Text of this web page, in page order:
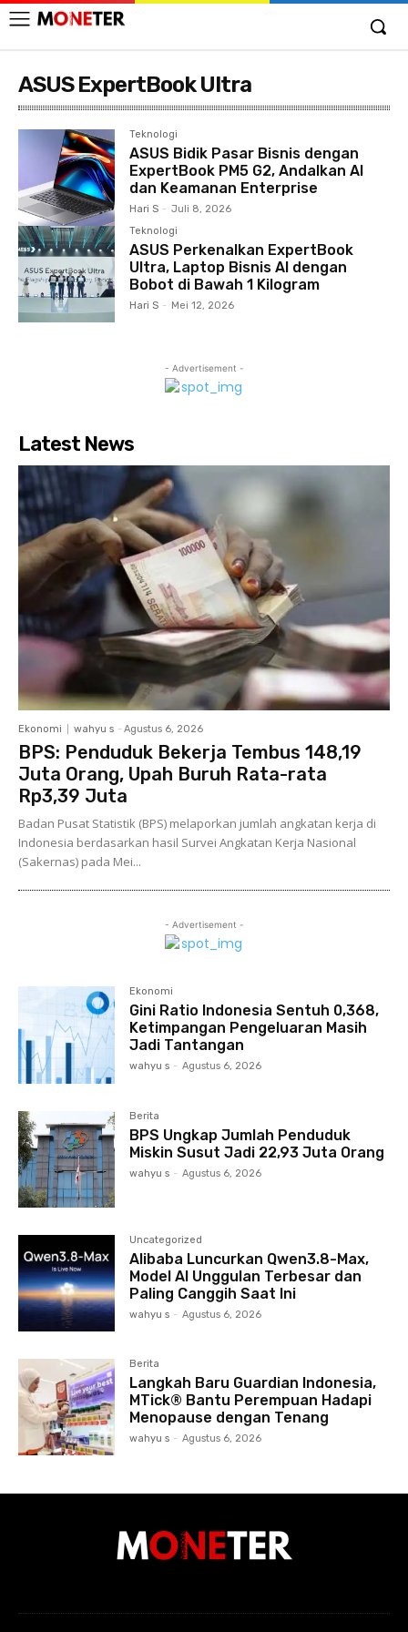
ASUS ExpertBook Ultra
Teknologi
ASUS Bidik Pasar Bisnis dengan
ExpertBook PM5 G2, Andalkan AI
dan Keamanan Enterprise
Hari S - Juli 8, 2026
Teknologi
ASUS Perkenalkan ExpertBook
Ultra, Laptop Bisnis AI dengan
Bobot di Bawah 1 Kilogram
Hari S - Mei 12, 2026
- Advertisement -
Latest News
Ekonomi wahyu s - Agustus 6, 2026
BPS: Penduduk Bekerja Tembus 148,19
Juta Orang, Upah Buruh Rata-rata
Rp3,39 Juta
Badan Pusat Statistik (BPS) melaporkan jumlah angkatan kerja di
Indonesia berdasarkan hasil Survei Angkatan Kerja Nasional
(Sakernas) pada Mei...
- Advertisement -
Ekonomi
Gini Ratio Indonesia Sentuh 0,368,
Ketimpangan Pengeluaran Masih
Jadi Tantangan
wahyu s - Agustus 6, 2026
Berita
BPS Ungkap Jumlah Penduduk
Miskin Susut Jadi 22,93 Juta Orang
wahyu s - Agustus 6, 2026
Uncategorized
Alibaba Luncurkan Qwen3.8-Max,
Model AI Unggulan Terbesar dan
Paling Canggih Saat Ini
wahyu s - Agustus 6, 2026
Berita
Langkah Baru Guardian Indonesia,
MTick® Bantu Perempuan Hadapi
Menopause dengan Tenang
wahyu s - Agustus 6, 2026